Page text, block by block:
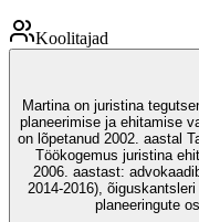
Koolitajad
Martina on juristina
planeerimise ja ehitamise
on lõpetanud 2002. aastal
Töökogemus juristina
2006. aastast:
2014-2016),
planeeringute